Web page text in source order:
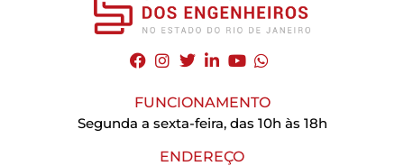
FUNCIONAMENTO
Segunda a sexta-feira, das 10h às 18h
ENDEREÇO